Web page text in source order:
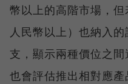
幣以上的高階市場，
人民幣以上）也納入
支，顯示兩種價位之
也會評估推出相對應產